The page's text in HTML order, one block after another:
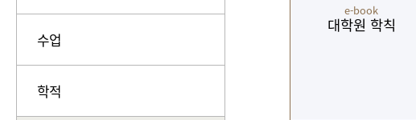
수업
학적
e-book
대학원 학칙